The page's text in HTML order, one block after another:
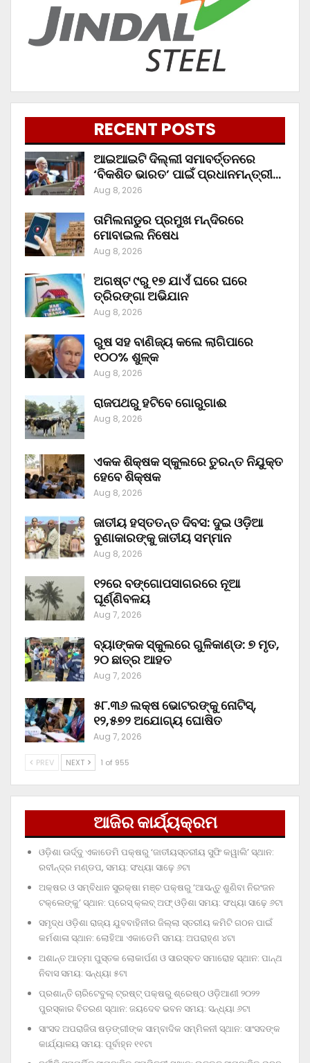
RECENT POSTS
ଆଇଆଇଟି ଦିଲ୍ଲୀ ସମାବର୍ତ୍ତନରେ
‘ବିକଶିତ ଭାରତ’ ପାଇଁ ପ୍ରଧାନମନ୍ତ୍ରୀ…
Aug 8, 2026
ତାମିଲନାଡୁର ପ୍ରମୁଖ ମନ୍ଦିରରେ
ମୋବାଇଲ ନିଷେଧ
Aug 8, 2026
ଅଗଷ୍ଟ ୯ରୁ ୧୭ ଯାଏଁ ଘରେ ଘରେ
ତ୍ରିରଙ୍ଗା ଅଭିଯାନ
Aug 8, 2026
ରୁଷ ସହ ବାଣିଜ୍ୟ କଲେ ଲାଗିପାରେ
୧୦୦% ଶୁଳ୍କ
Aug 8, 2026
ରାଜପଥରୁ ହଟିବେ ଗୋରୁଗାଈ
Aug 8, 2026
ଏକକ ଶିକ୍ଷକ ସ୍କୁଲରେ ତୁରନ୍ତ ନିଯୁକ୍ତ
ହେବେ ଶିକ୍ଷକ
Aug 8, 2026
ଜାତୀୟ ହସ୍ତତନ୍ତ ଦିବସ: ଦୁଇ ଓଡ଼ିଆ
ବୁଣାକାରଙ୍କୁ ଜାତୀୟ ସମ୍ମାନ
Aug 8, 2026
୧୨ରେ ବଙ୍ଗୋପସାଗରରେ ନୂଆ
ଘୂର୍ଣ୍ଣିବଳୟ
Aug 7, 2026
ବ୍ୟାଙ୍କକ ସ୍କୁଲରେ ଗୁଳିକାଣ୍ଡ: ୭ ମୃତ,
୨୦ ଛାତ୍ର ଆହତ
Aug 7, 2026
୫୮.୩୬ ଲକ୍ଷ ଭୋଟରଙ୍କୁ ନୋଟିସ୍‌,
୧୨,୫୭୨ ଅଯୋଗ୍ୟ ଘୋଷିତ
Aug 7, 2026
PREV NEXT 1 of 955
ଆଜିର କାର୍ଯ୍ୟକ୍ରମ
ଓଡ଼ିଶା ଊର୍ଦ୍ଦୁ ଏକାଡେମି ପକ୍ଷରୁ ‘ଜାତୀୟସ୍ତରୀୟ ସୁଫି କୱାଲି’ ସ୍ଥାନ:
ରବୀନ୍ଦ୍ର ମଣ୍ଡପ, ସମୟ: ସଂଧ୍ୟା ସାଢ଼େ ୬ଟା
ଅକ୍ଷର ଓ ସମ୍ବିଧାନ ସୁରକ୍ଷା ମଞ୍ଚ ପକ୍ଷରୁ ‘ଆସନ୍ତୁ ଶୁଣିବା ନିରଂଜନ
ଟକ୍‌ଲେଙ୍କୁ’ ସ୍ଥାନ: ପ୍ରେସ୍‌ କ୍ଲବ୍‌ ଅଫ୍‌ ଓଡ଼ିଶା ସମୟ: ସଂଧ୍ୟା ସାଢ଼େ ୬ଟା
ସମୃଦ୍ଧ ଓଡ଼ିଶା ରାଜ୍ୟ ଯୁବବାହିନୀର ଜିଲ୍ଲା ସ୍ତରୀୟ କମିଟି ଗଠନ ପାଇଁ
କର୍ମଶାଳା ସ୍ଥାନ: ଲୋହିଆ ଏକାଡେମି ସମୟ: ଅପରାହ୍‌ଣ ୪ଟା
ଅଶାନ୍ତ ଆତ୍ମା ପୁସ୍ତକ ଲୋକାର୍ପଣ ଓ ସାରସ୍ବତ ସମାରୋହ ସ୍ଥାନ: ପାନ୍ଥ
ନିବାସ ସମୟ: ସନ୍ଧ୍ୟା ୫ଟା
ପ୍ରଶାନ୍ତି ଚାରିଟେବୁଲ୍‌ ଟ୍ରଷ୍ଟ୍‌ ପକ୍ଷରୁ ଶ୍ରେଷ୍ଠ ଓଡ଼ିଆଣୀ ୨୦୨୨
ପୁରସ୍କାର ବିତରଣ ସ୍ଥାନ: ଜୟଦେବ ଭବନ ସମୟ: ସନ୍ଧ୍ୟା ୬ଟା
ସାଂସଦ ଅପରାଜିତା ଷଡ଼ଙ୍ଗୀଙ୍କ ସାମ୍ବାଦିକ ସମ୍ମିଳନୀ ସ୍ଥାନ: ସାଂସଦଙ୍କ
କାର୍ଯ୍ୟାଳୟ ସମୟ: ପୂର୍ବାହ୍ନ ୧୧ଟା